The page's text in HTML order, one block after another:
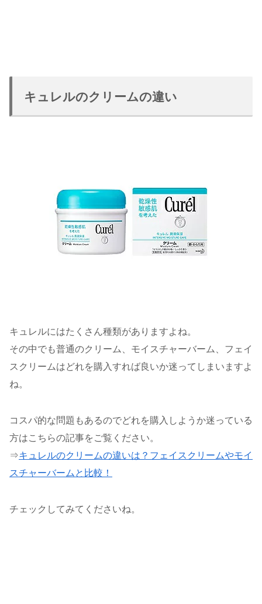
キュレルのクリームの違い
キュレルにはたくさん種類がありますよね。
その中でも普通のクリーム、モイスチャーバーム、フェイ
スクリームはどれを購入すれば良いか迷ってしまいますよ
ね。
コスパ的な問題もあるのでどれを購入しようか迷っている
方はこちらの記事をご覧ください。
⇒キュレルのクリームの違いは？フェイスクリームやモイ
スチャーバームと比較！
チェックしてみてくださいね。